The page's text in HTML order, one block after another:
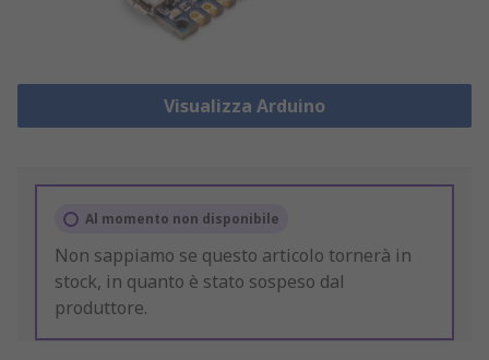
Visualizza Arduino
Al momento non disponibile
Non sappiamo se questo articolo tornerà in
stock, in quanto è stato sospeso dal
produttore.